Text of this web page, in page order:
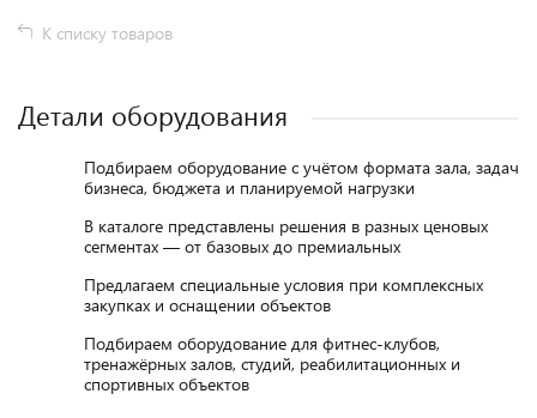
К списку товаров
Детали оборудования
Подбираем оборудование с учётом формата зала, задач
бизнеса, бюджета и планируемой нагрузки
В каталоге представлены решения в разных ценовых
сегментах — от базовых до премиальных
Предлагаем специальные условия при комплексных
закупках и оснащении объектов
Подбираем оборудование для фитнес-клубов,
тренажёрных залов, студий, реабилитационных и
спортивных объектов